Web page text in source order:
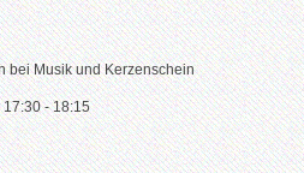
bei Musik und Kerzenschein
- 18:15